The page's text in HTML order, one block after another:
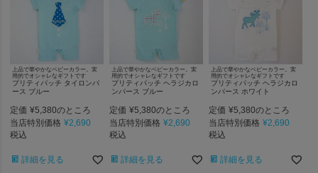
上品で華やかなベビーカラー。実
用的でオシャレなギフトです
プリティパッチ タイロンパ
ース ブルー
定価 ¥5,380のところ
当店特別価格 ¥2,690
税込
詳細を見る
上品で華やかなベビーカラー。実
用的でオシャレなギフトです
プリティパッチ ヘラジカロ
ンパース ブルー
定価 ¥5,380のところ
当店特別価格 ¥2,690
税込
詳細を見る
上品で華やかなベビーカラー。実
用的でオシャレなギフトです
プリティパッチ ヘラジカロ
ンパース ホワイト
定価 ¥5,380のところ
当店特別価格 ¥2,690
税込
詳細を見る